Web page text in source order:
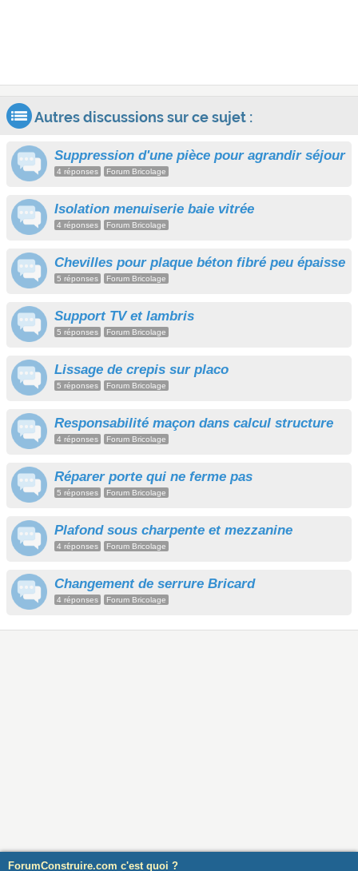
Autres discussions sur ce sujet :
Suppression d'une pièce pour agrandir séjour
4 réponses Forum Bricolage
Isolation menuiserie baie vitrée
4 réponses Forum Bricolage
Chevilles pour plaque béton fibré peu épaisse
5 réponses Forum Bricolage
Support TV et lambris
5 réponses Forum Bricolage
Lissage de crepis sur placo
5 réponses Forum Bricolage
Responsabilité maçon dans calcul structure
4 réponses Forum Bricolage
Réparer porte qui ne ferme pas
5 réponses Forum Bricolage
Plafond sous charpente et mezzanine
4 réponses Forum Bricolage
Changement de serrure Bricard
4 réponses Forum Bricolage
ForumConstruire.com c'est quoi ?